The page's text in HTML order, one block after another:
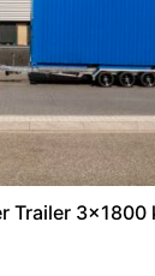
Container